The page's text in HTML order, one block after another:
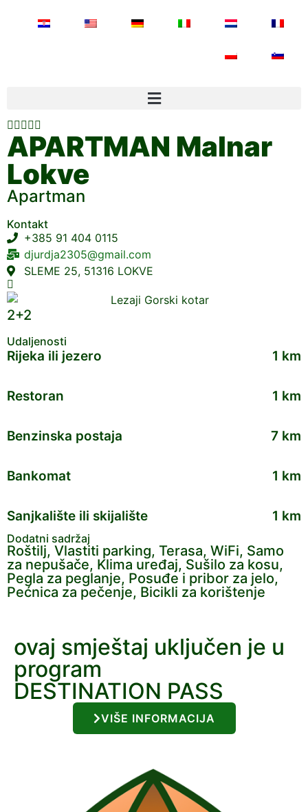

APARTMAN Malnar
Lokve
Apartman
Kontakt
+385 91 404 0115
djurdja2305@gmail.com
SLEME 25, 51316 LOKVE
2+2
Udaljenosti
Rijeka ili jezero 1 km
Restoran 1 km
Benzinska postaja 7 km
Bankomat 1 km
Sanjkalište ili skijalište 1 km
Dodatni sadržaj
Roštilj, Vlastiti parking, Terasa, WiFi, Samo
za nepušače, Klima uređaj, Sušilo za kosu,
Pegla za peglanje, Posuđe i pribor za jelo,
Pećnica za pečenje, Bicikli za korištenje
ovaj smještaj uključen je u
program
DESTINATION PASS
VIŠE INFORMACIJA